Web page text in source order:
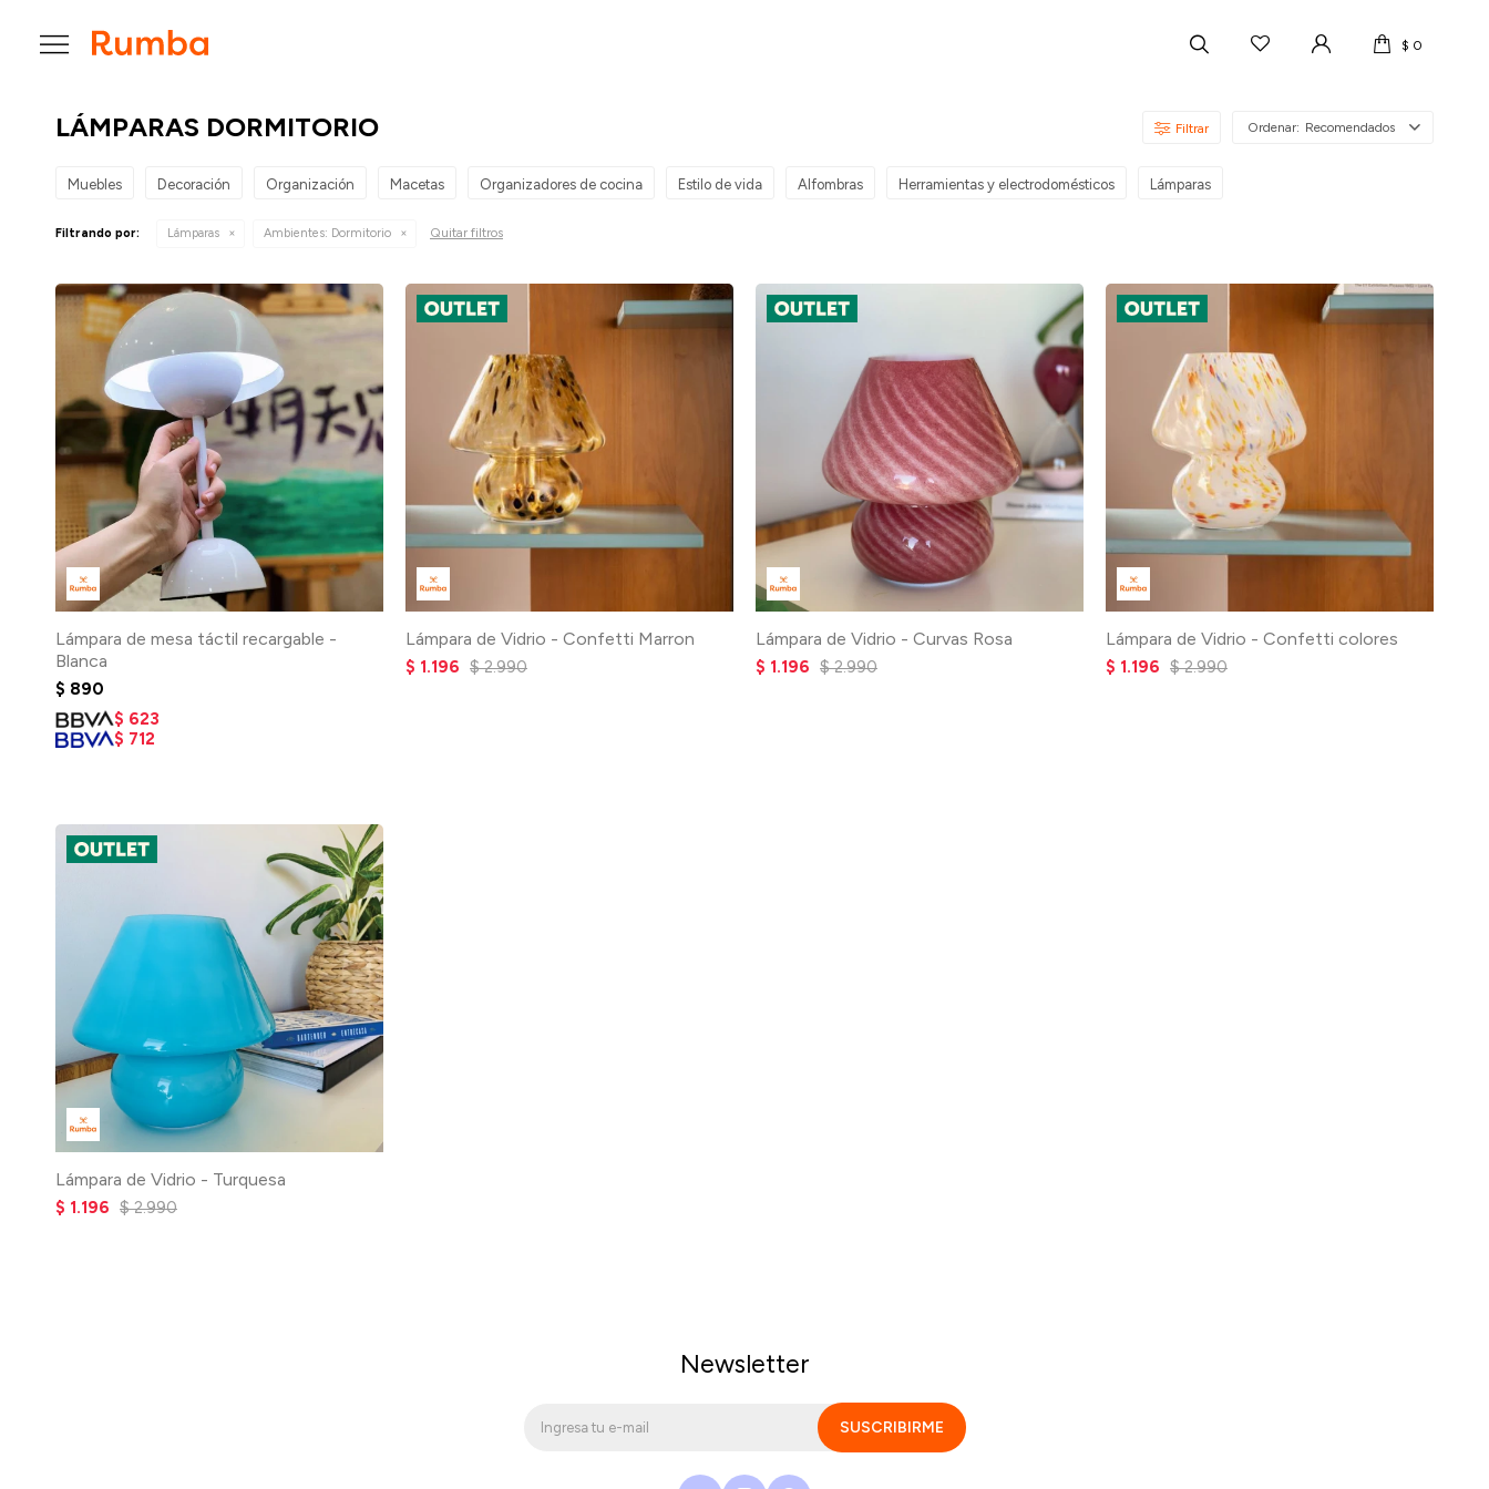
$ 0

LÁMPARAS DORMITORIO Recomendados
Muebles Decoración Organización Macetas Organizadores de cocina Estilo de vida Alfombras Herramientas y electrodomésticos Lámparas
Filtrando por: Lámparas Ambientes: Dormitorio Quitar filtros
Lámpara de mesa táctil recargable -
Blanca
$ 890
$ 623
$ 712
Lámpara de Vidrio - Confetti Marron
$ 1.196 $ 2.990
Lámpara de Vidrio - Curvas Rosa
$ 1.196 $ 2.990
Lámpara de Vidrio - Confetti colores
$ 1.196 $ 2.990
Lámpara de Vidrio - Turquesa
$ 1.196 $ 2.990
Newsletter
SUSCRIBIRME